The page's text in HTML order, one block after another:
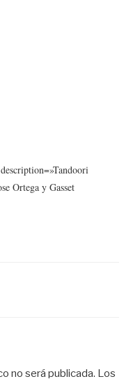
Ortega y Gasset
no será publicada. Los